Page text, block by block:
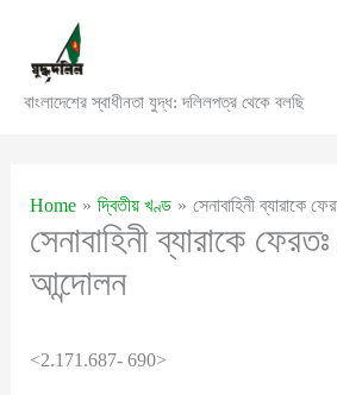
content
বাংলাদেশের স্বাধীনতা যুদ্ধ: দলিলপত্র থেকে বলছি
Home দ্বিতীয় খণ্ড সেনাবাহিনী ব্যারাকে
সেনাবাহিনী ব্যারাকে
আন্দোলন
<2.171.687- 690>